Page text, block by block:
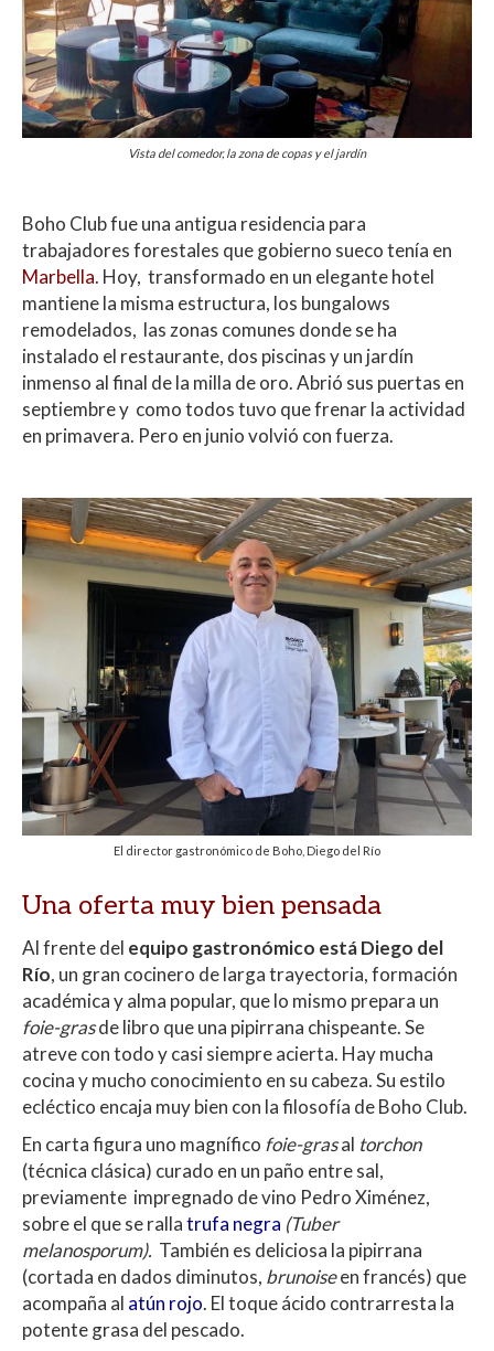
Vista del comedor, la zona de copas y el jardín
Boho Club fue una antigua residencia para
trabajadores forestales que gobierno sueco tenía en
Marbella. Hoy, transformado en un elegante hotel
mantiene la misma estructura, los bungalows
remodelados, las zonas comunes donde se ha
instalado el restaurante, dos piscinas y un jardín
inmenso al final de la milla de oro. Abrió sus puertas en
septiembre y como todos tuvo que frenar la actividad
en primavera. Pero en junio volvió con fuerza.
El director gastronómico de Boho, Diego del Río
Una oferta muy bien pensada
Al frente del equipo gastronómico está Diego del
Río, un gran cocinero de larga trayectoria, formación
académica y alma popular, que lo mismo prepara un
foie-grasde libro que una pipirrana chispeante. Se
atreve con todo y casi siempre acierta. Hay mucha
cocina y mucho conocimiento en su cabeza. Su estilo
ecléctico encaja muy bien con la filosofía de Boho Club.
En carta figura uno magnífico foie-grasal torchon
(técnica clásica) curado en un paño entre sal,
previamente impregnado de vino Pedro Ximénez,
sobre el que se rallatrufa negra (Tuber
melanosporum). También es deliciosa la pipirrana
(cortada en dados diminutos, brunoiseen francés) que
acompaña al atún rojo. El toque ácido contrarresta la
potente grasa del pescado.